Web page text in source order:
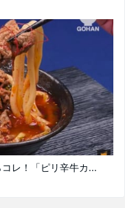
レ！「ピリ辛牛カ...